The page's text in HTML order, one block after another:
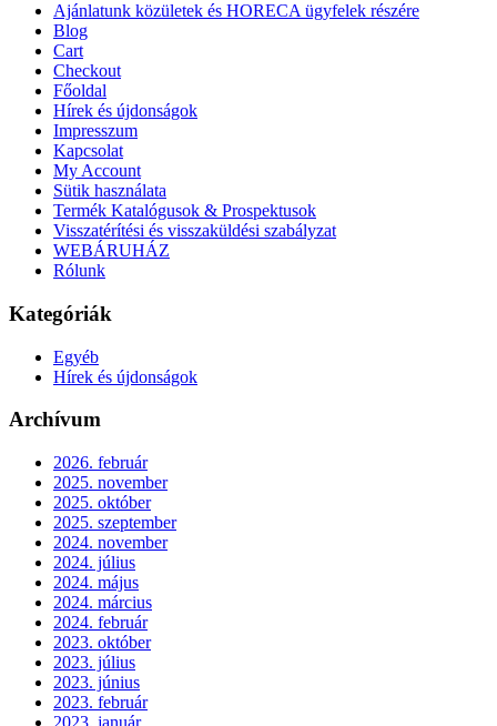
Ajánlatunk közületek és HORECA ügyfelek részére
Blog
Cart
Checkout
Főoldal
Hírek és újdonságok
Impresszum
Kapcsolat
My Account
Sütik használata
Termék Katalógusok & Prospektusok
Visszatérítési és visszaküldési szabályzat
WEBÁRUHÁZ
Rólunk
Kategóriák
Egyéb
Hírek és újdonságok
Archívum
2026. február
2025. november
2025. október
2025. szeptember
2024. november
2024. július
2024. május
2024. március
2024. február
2023. október
2023. július
2023. június
2023. február